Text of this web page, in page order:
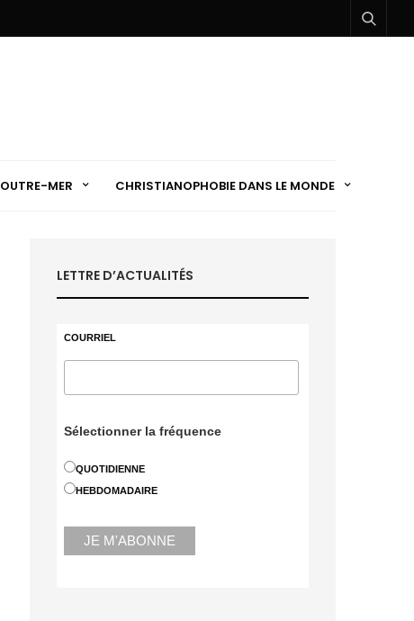
OUTRE-MER CHRISTIANOPHOBIE DANS LE MONDE
LETTRE D’ACTUALITÉS
COURRIEL
Sélectionner la fréquence
QUOTIDIENNE
HEBDOMADAIRE